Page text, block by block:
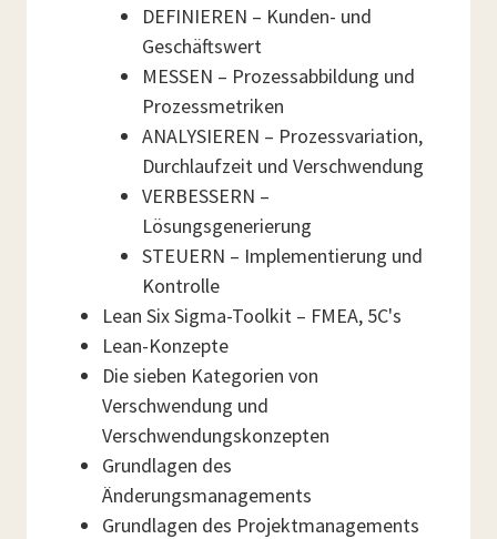
DEFINIEREN – Kunden- und
Geschäftswert
MESSEN – Prozessabbildung und
Prozessmetriken
ANALYSIEREN – Prozessvariation,
Durchlaufzeit und Verschwendung
VERBESSERN –
Lösungsgenerierung
STEUERN – Implementierung und
Kontrolle
Lean Six Sigma-Toolkit – FMEA, 5C's
Lean-Konzepte
Die sieben Kategorien von
Verschwendung und
Verschwendungskonzepten
Grundlagen des
Änderungsmanagements
Grundlagen des Projektmanagements